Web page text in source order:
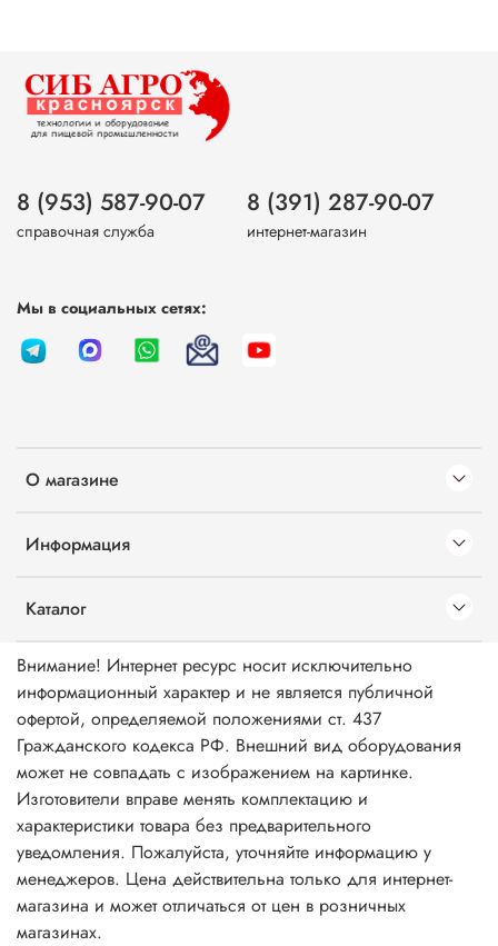
О магазине
Информация
Каталог
8 (953) 587-90-07
справочная служба
8 (391) 287-90-07
интернет-магазин
Мы в социальных сетях:
Внимание! Интернет ресурс носит исключительно
информационный характер и не является публичной
офертой, определяемой положениями ст. 437
Гражданского кодекса РФ. Внешний вид оборудования
может не совпадать с изображением на картинке.
Изготовители вправе менять комплектацию и
характеристики товара без предварительного
уведомления. Пожалуйста, уточняйте информацию у
менеджеров. Цена действительна только для интернет-
магазина и может отличаться от цен в розничных
магазинах.